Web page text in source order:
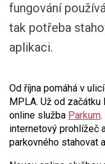
fungování
tak potřeba
aplikaci.
Od října pomáhá v
MPLA. Už od
online služba Parkum
internetový prohlížeč
parkovného stahovat